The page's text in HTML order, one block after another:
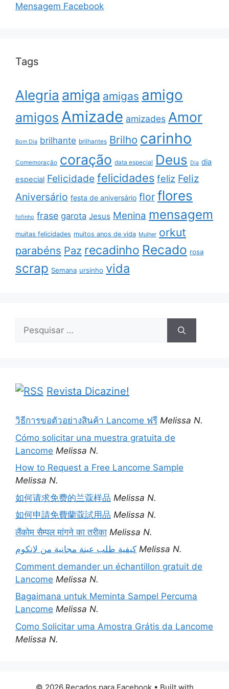
Mensagem Facebook
Tags
Alegria amiga amigas amigo
amigos Amizade amizades Amor
Bom Dia brilhante brilhantes Brilho carinho
Comemoração coração data especial Deus Dia dia
especial Felicidade felicidades feliz Feliz
Aniversário festa de aniversário flor flores
fofinho frase garota Jesus Menina mensagem
muitas felicidades muitos anos de vida Mulher orkut
parabéns Paz recadinho Recado rosa
scrap Semana ursinho vida
Pesquisar
Revista Dicazine!
วิธีการขอตัวอย่างสินค้า Lancome ฟรี Melissa N.
Cómo solicitar una muestra gratuita de
Lancome Melissa N.
How to Request a Free Lancome Sample
Melissa N.
如何请求免费的兰蔻样品 Melissa N.
如何申請免費蘭蔻試用品 Melissa N.
लैंकोम सैम्पल मांगने का तरीका Melissa N.
كيفية طلب عينة مجانية من لانكوم Melissa N.
Comment demander un échantillon gratuit de
Lancome Melissa N.
Bagaimana untuk Meminta Sampel Percuma
Lancome Melissa N.
Como Solicitar uma Amostra Grátis da Lancome
Melissa N.